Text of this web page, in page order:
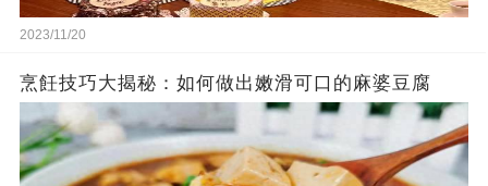
2023/11/20
烹飪技巧大揭秘：如何做出嫩滑可口的麻婆豆腐